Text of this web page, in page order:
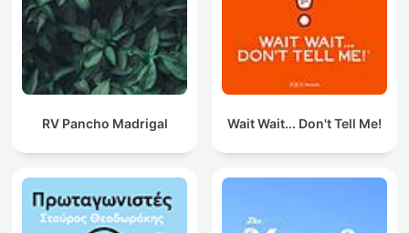
RV Pancho Madrigal Wait Wait... Don't Tell Me!